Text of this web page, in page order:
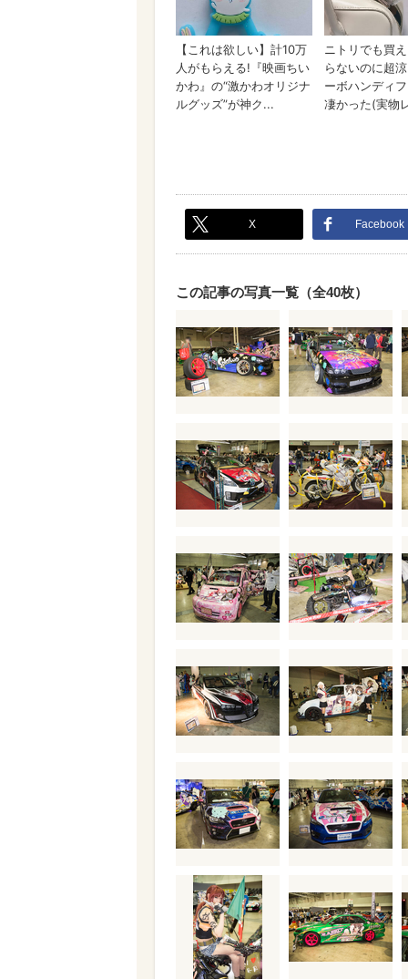
X Facebook
この記事の写真一覧（全40枚）